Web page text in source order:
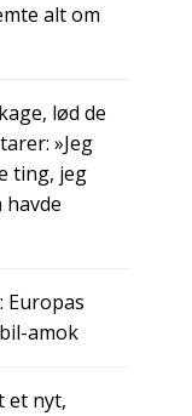
alt om
lød de
»Jeg
ting, jeg
havde
Europas
amok
et nyt,